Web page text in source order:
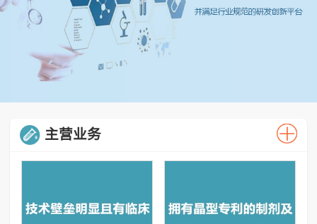
主营业务